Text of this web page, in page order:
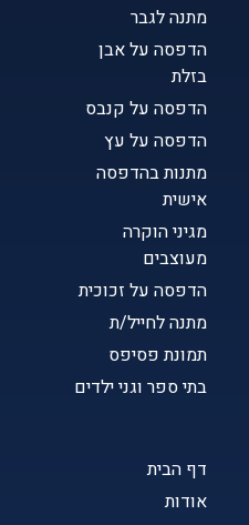
דף הבית
אודות
מתנה לגבר
הדפסה על אבן
בזלת
הדפסה על קנבס
הדפסה על עץ
מתנות בהדפסה
אישית
מגיני הוקרה
מעוצבים
הדפסה על זכוכית
מתנה לחייל/ת
תמונת פסיפס
בתי ספר וגני ילדים